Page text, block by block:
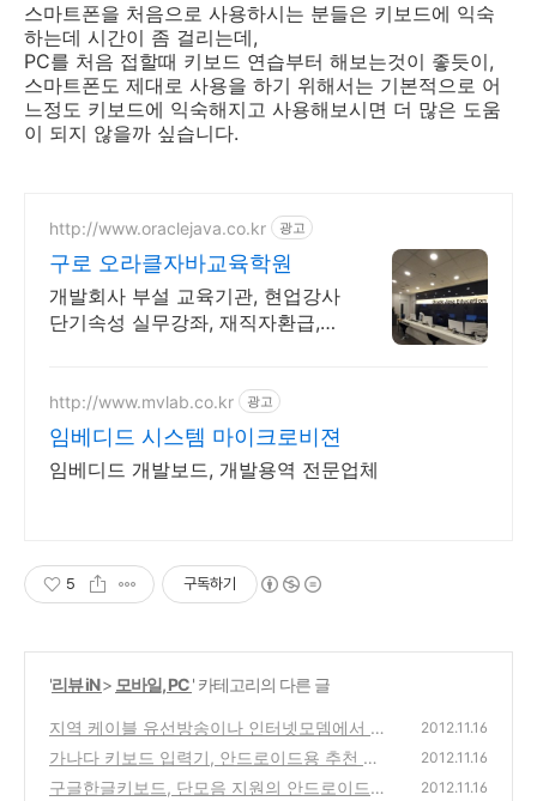
스마트폰을 처음으로 사용하시는 분들은 키보드에 익숙
하는데 시간이 좀 걸리는데,
PC를 처음 접할때 키보드 연습부터 해보는것이 좋듯이,
스마트폰도 제대로 사용을 하기 위해서는 기본적으로 어
느정도 키보드에 익숙해지고 사용해보시면 더 많은 도움
이 되지 않을까 싶습니다.
http://www.oraclejava.co.kr 광고
구로 오라클자바교육학원
개발회사 부설 교육기관, 현업강사
단기속성 실무강좌, 재직자환급,
http://www.mvlab.co.kr 광고
임베디드 시스템 마이크로비젼
임베디드 개발보드, 개발용역 전문업체
5 구독하기
'리뷰 iN> 모바일, PC' 카테고리의 다른 글
지역 케이블 유선방송이나 인터넷모뎀에서 선
을 따서 TV나 PC컴퓨터의 TV수신카드에 추가
로 연결하는 방법
(2)
2012.11.16
가나다 키보드 입력기, 안드로이드용 추천 한
글입력 앱 사용방법
(4)
2012.11.16
구글한글키보드, 단모음 지원의 안드로이드용
2012.11.16